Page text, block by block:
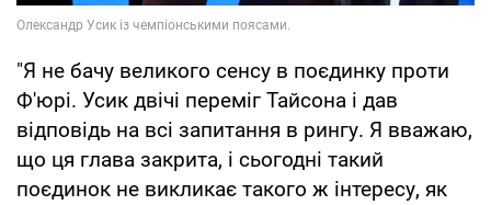
"Я не бачу великого сенсу в поєдинку проти
Ф'юрі. Усик двічі переміг Тайсона і дав
відповідь на всі запитання в рингу. Я вважаю,
що ця глава закрита, і сьогодні такий
поєдинок не викликає такого ж інтересу, як